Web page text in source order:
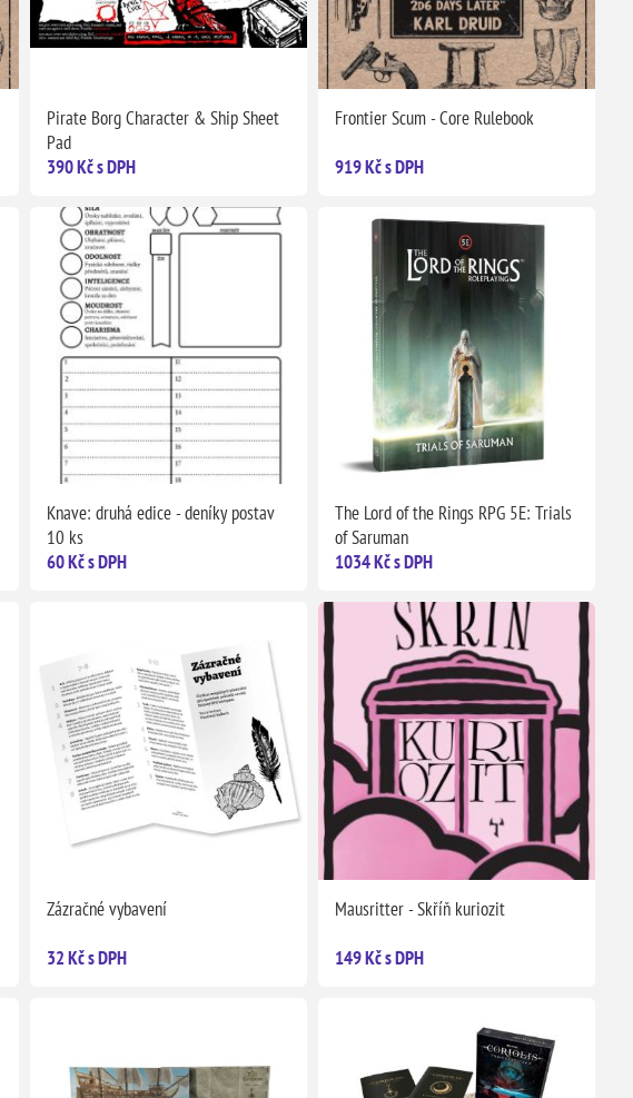
Pirate Borg Character & Ship Sheet
Pad
390 Kč s DPH
Frontier Scum - Core Rulebook
919 Kč s DPH
Knave: druhá edice - deníky postav
10 ks
60 Kč s DPH
The Lord of the Rings RPG 5E: Trials
of Saruman
1034 Kč s DPH
Zázračné vybavení
32 Kč s DPH
Mausritter - Skříň kuriozit
149 Kč s DPH